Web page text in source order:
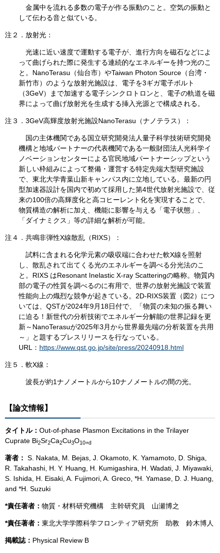
金属中を流れる多数の電子が作る振動のこと。空気の振動と
して伝わる音と似ている。
注２．放射光：
光速に近い速度で運動する電子が、進行方向を磁石などによ
って曲げられた際に発生する連続的なエネルギーを持つ光のこ
と。NanoTerasu（仙台市）やTaiwan Photon Source（台湾・
新竹市）のような放射光施設は、電子を3ギガ電子ボルト
（3GeV）まで加速する電子シンクロトロンと、電子の軌道を磁
界によって曲げ放射光を生成する挿入光源とで構成される。
注３．3GeV高輝度放射光施設NanoTerasu（ナノテラス）：
国の主体機関である国立研究開発法人量子科学技術研究開発
機構と地域パートナーの代表機関である一般財団法人光科学イ
ノベーションセンターによる官民地域パートナーシップという
新しい枠組みによって整備・運営する特定先端大型研究施設
で、東北大学青葉山新キャンパス内に立地している。最新の円
型加速器設計を国内で初めて採用した第4世代放射光施設で、従
来の100倍の高輝度化と高コヒーレント化を実現することで、
物質構造の解析に加え、機能に影響を与える「電子状態」、
「ダイナミクス」等の詳細な解析が可能。
注４．共鳴非弾性X線散乱（RIXS）：
試料に含まれる化学元素の吸収端に合わせた軟X線を照射
し、散乱されて出てくる光のエネルギーを調べる分光法のこ
と。RIXS はResonant Inelastic X-ray Scatteringの略称。物質内
部の電子の性質を調べるのに有用で、世界の放射光施設で装置
性能向上の熾烈な競争が起きている。2D-RIXS装置（図2）につ
いては、QSTが2024年9月18日付で、「物質の未知の振る舞い
に迫る！新世代の分析技術でエネルギー分解能の世界記録を更
新～NanoTerasuが2025年3月から世界最先端の分析装置を共用
～」と題するプレスリリースを行なっている。
URL： https://www.qst.go.jp/site/press/20240918.html
注５．軟X線：
波長が約1ナノメートルから10ナノメートルの間の光。
【論文情報】
タイトル： Out-of-phase Plasmon Excitations in the Trilayer
Cuprate Bi2Sr2Ca2Cu3O10+d
著者： S. Nakata, M. Bejas, J. Okamoto, K. Yamamoto, D. Shiga,
R. Takahashi, H. Y. Huang, H. Kumigashira, H. Wadati, J. Miyawaki,
S. Ishida, H. Eisaki, A. Fujimori, A. Greco, *H. Yamase, D. J. Huang,
and *H. Suzuki
*責任著者： 物質・材料研究機構 主幹研究員 山瀬博之
*責任著者： 東北大学学際科学フロンティア研究所 助教 鈴木博人
掲載誌： Physical Review B